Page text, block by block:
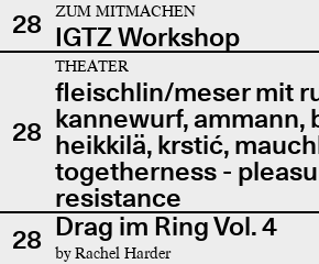
28
ZUM MITMACHEN
IGTZ Workshop
28
THEATER
fleischlin/meser mit
kannewurf, ammann,
heikkilä, krstić,
togetherness -
resistance
28 Drag im Ring Vol. 4
by Rachel Harder